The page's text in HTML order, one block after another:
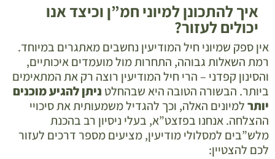
איך להתכונן למיוני חמ”ן וכיצד אנו
יכולים לעזור?
אין ספק שמיוני חיל המודיעין נחשבים מאתגרים במיוחד.
רמת השאלות גבוהה, התחרות מול מועמדים איכותיים,
והסינון קפדני – הרי חיל המודיעין רוצה רק את המתאימים
ביותר. הבשורה הטובה היא שבהחלט ניתן להגיע מוכנים
יותרלמיונים האלה, וכך להגדיל משמעותית את סיכויי
ההצלחה. אנחנו בפזצט”א, בעלי ניסיון רב בהכנת
מלש”בים למסלולי מודיעין, מציעים מספר דרכים לעזור
לכם להצטיין: